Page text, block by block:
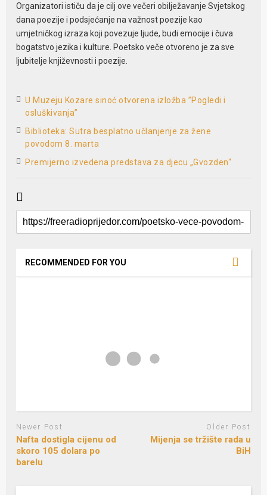
Organizatori ističu da je cilj ove večeri obilježavanje Svjetskog
dana poezije i podsjećanje na važnost poezije kao
umjetničkog izraza koji povezuje ljude, budi emocije i čuva
bogatstvo jezika i kulture. Poetsko veče otvoreno je za sve
ljubitelje književnosti i poezije.
U Muzeju Kozare sinoć otvorena izložba ”Pogledi i
osluškivanja”
Biblioteka: Sutra besplatno učlanjenje za žene
povodom 8. marta
Premijerno izvedena predstava za djecu „Gvozden“
RECOMMENDED FOR YOU
Newer Post
Nafta dostigla cijenu od
skoro 105 dolara po
barelu
Older Post
Mijenja se tržište rada u
BiH